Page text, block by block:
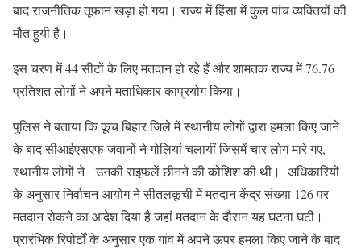
बाद राजनीतिक तूफान खड़ा हो गया। राज्य में हिंसा में कुल पांच व्यक्तियों की
मौत हुयी है।
इस चरण में 44 सीटों के लिए मतदान हो रहे हैं और शामतक राज्य में 76.76
प्रतिशत लोगों ने अपने मताधिकार काप्रयोग किया।
पुलिस ने बताया कि कूच बिहार जिले में स्थानीय लोगों द्वारा हमला किए जाने
के बाद सीआईएसएफ जवानों ने गोलियां चलायीं जिसमें चार लोग मारे गए,
स्थानीय लोगों ने उनकी राइफलें छीनने की कोशिश की थी। अधिकारियों
के अनुसार निर्वाचन आयोग ने सीतलकूची में मतदान केंद्र संख्या 126 पर
मतदान रोकने का आदेश दिया है जहां मतदान के दौरान यह घटना घटी।
प्रारंभिक रिपोर्टों के अनुसार एक गांव में अपने ऊपर हमला किए जाने के बाद